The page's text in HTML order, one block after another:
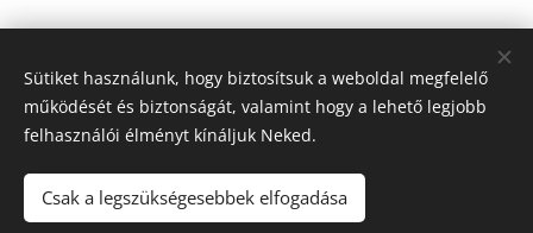
Sütiket használunk, hogy biztosítsuk a weboldal megfelelő
működését és biztonságát, valamint hogy a lehető legjobb
felhasználói élményt kínáljuk Neked.
Csak a legszükségesebbek elfogadása